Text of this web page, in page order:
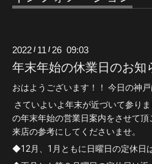
2022 / 11 / 26 09:03
年末年始の休業日のお知
おはようございます！！ 今日の神戸
の年末年始の営業日案内をさせて
来店の参考にしてくださいませ。
◆12月、1月ともに日曜日の定休日